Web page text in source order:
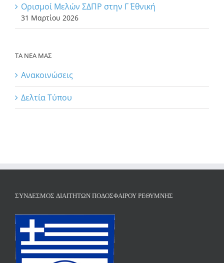
Ορισμοί Μελών ΣΔΠΡ στην Γ΄ Εθνική
31 Μαρτίου 2026
ΤΑ ΝΕΑ ΜΑΣ
Ανακοινώσεις
Δελτία Τύπου
ΣΎΝΔΕΣΜΟΣ ΔΙΑΙΤΗΤΏΝ ΠΟΔΟΣΦΑΊΡΟΥ ΡΕΘΎΜΝΗΣ